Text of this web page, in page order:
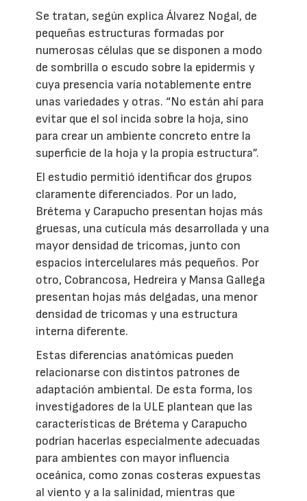
Se tratan, según explica Álvarez Nogal, de
pequeñas estructuras formadas por
numerosas células que se disponen a modo
de sombrilla o escudo sobre la epidermis y
cuya presencia varía notablemente entre
unas variedades y otras. “No están ahí para
evitar que el sol incida sobre la hoja, sino
para crear un ambiente concreto entre la
superficie de la hoja y la propia estructura”.
El estudio permitió identificar dos grupos
claramente diferenciados. Por un lado,
Brétema y Carapucho presentan hojas más
gruesas, una cutícula más desarrollada y una
mayor densidad de tricomas, junto con
espacios intercelulares más pequeños. Por
otro, Cobrancosa, Hedreira y Mansa Gallega
presentan hojas más delgadas, una menor
densidad de tricomas y una estructura
interna diferente.
Estas diferencias anatómicas pueden
relacionarse con distintos patrones de
adaptación ambiental. De esta forma, los
investigadores de la ULE plantean que las
características de Brétema y Carapucho
podrían hacerlas especialmente adecuadas
para ambientes con mayor influencia
oceánica, como zonas costeras expuestas
al viento y a la salinidad, mientras que